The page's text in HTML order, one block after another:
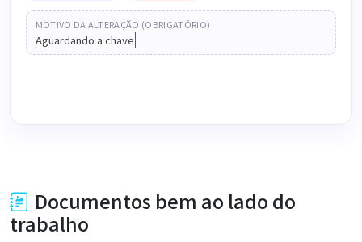
MOTIVO DA ALTERAÇÃO (OBRIGATÓRIO)
Aguardando a chave de API do fornece
Documentos bem ao lado do
trabalho